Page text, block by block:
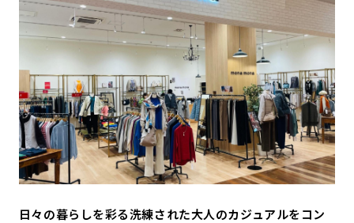
日々の暮らしを彩る洗練された大人のカジュアルをコン